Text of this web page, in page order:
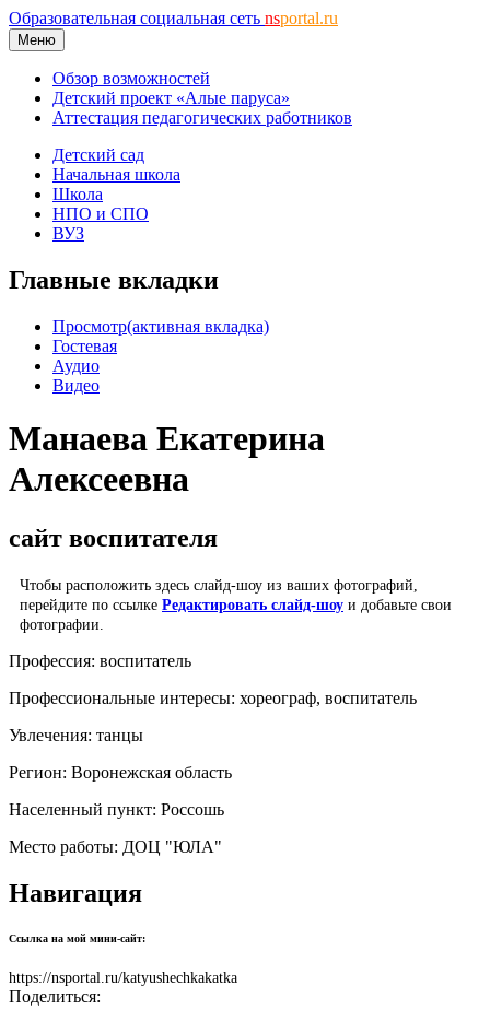
Образовательная социальная сеть nsportal.ru
Меню
Обзор возможностей
Детский проект «Алые паруса»
Аттестация педагогических работников
Детский сад
Начальная школа
Школа
НПО и СПО
ВУЗ
Главные вкладки
Просмотр(активная вкладка)
Гостевая
Аудио
Видео
Манаева Екатерина
Алексеевна
сайт воспитателя
Чтобы расположить здесь слайд-шоу из ваших фотографий,
перейдите по ссылке Редактировать слайд-шоу и добавьте свои
фотографии.
Профессия: воспитатель
Профессиональные интересы: хореограф, воспитатель
Увлечения: танцы
Регион: Воронежская область
Населенный пункт: Россошь
Место работы: ДОЦ "ЮЛА"
Навигация
Ссылка на мой мини-сайт:
https://nsportal.ru/katyushechkakatka
Поделиться: